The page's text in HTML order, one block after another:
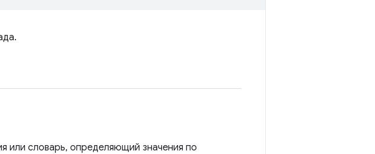
или словарь, определяющий значения по